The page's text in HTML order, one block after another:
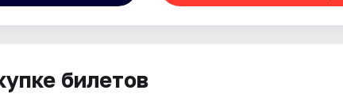
билетов